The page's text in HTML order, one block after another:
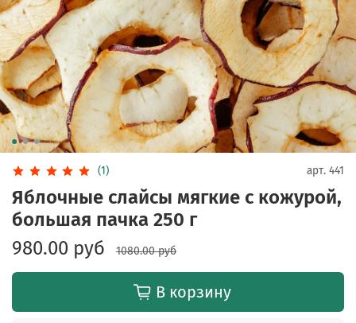
(1) арт. 441
Яблочные слайсы мягкие с кожурой,
большая пачка 250 г
980.00 руб
1080.00 руб
В корзину